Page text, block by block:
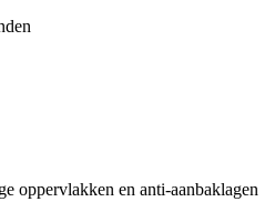
oppervlakken en anti-aanbaklagen